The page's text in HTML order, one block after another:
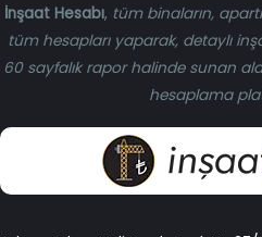
İnşaat Hesabı, tüm binaların,
tüm hesapları yaparak, detaylı
60 sayfalık rapor halinde sunan
hesaplama